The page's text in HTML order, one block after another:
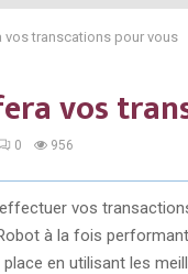
vos transcations pour vous
vos
0 956
vos
à la fois
en utilisant les